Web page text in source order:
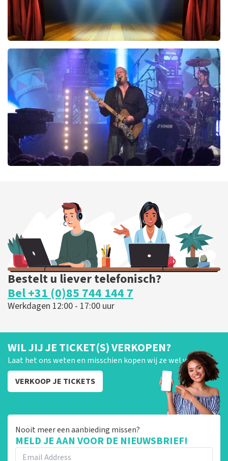
40 45 De Musical
420laatste 30 minuten
BESTEL NU
BESTEL NU
Bestelt u liever telefonisch?
Bel +31 (0)85 744 144 7
Werkdagen 12:00 - 17:00 uur
WIL JIJ JE TICKET(S) VERKOPEN?
Laat het ons weten en misschien kopen wij ze wel van je!
VERKOOP JE TICKETS
Nooit meer een aanbieding missen?
MELD JE AAN VOOR DE NIEUWSBRIEF!